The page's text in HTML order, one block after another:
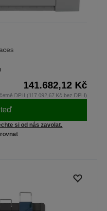
141.682,12 Kč
DPH (117.092,67 Kč bez DPH)
si od nás zavolat.